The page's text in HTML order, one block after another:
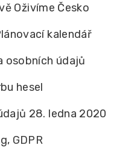
Oživíme Česko
kalendář
osobních údajů
hesel
28. ledna 2020
GDPR